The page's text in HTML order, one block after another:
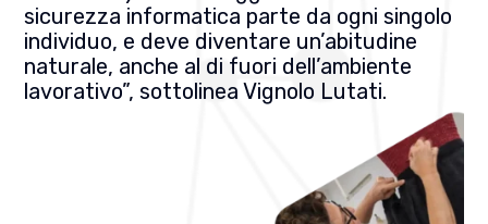
sicurezza informatica parte da ogni singolo
individuo, e deve diventare un’abitudine
naturale, anche al di fuori dell’ambiente
lavorativo”, sottolinea Vignolo Lutati.